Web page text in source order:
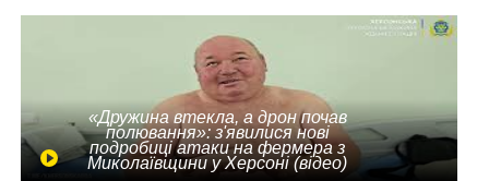
«Дружина втекла, а дрон почав
полювання»: з'явилися нові
подробиці атаки на фермера з
Миколаївщини у Херсоні (відео)